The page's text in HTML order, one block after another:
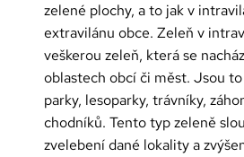
zelené plochy, a to jak v
extravilánu obce. Zeleň v
veškerou zeleň, která se
oblastech obcí či měst. Jsou to
parky, lesoparky, trávníky,
chodníků. Tento typ zeleně
zvelebení dané lokality a